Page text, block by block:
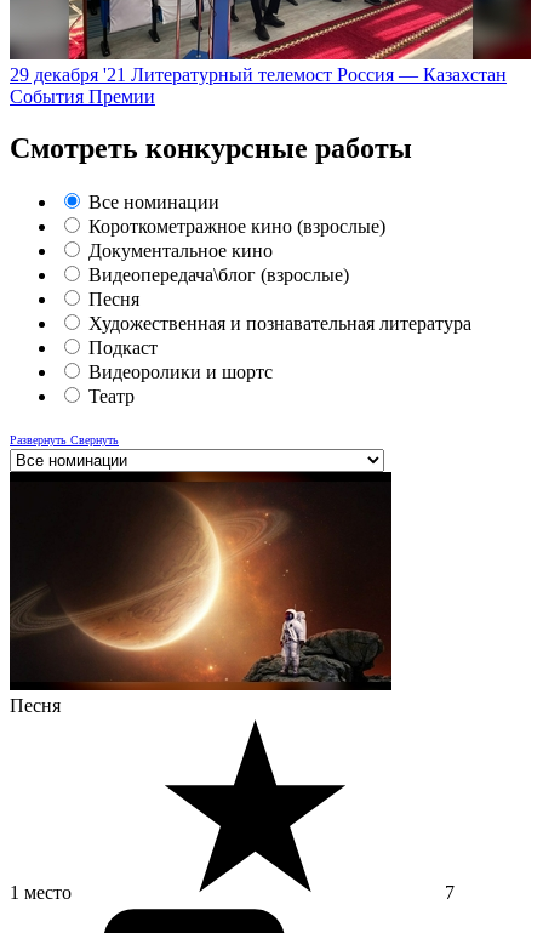
29 декабря '21 Литературный телемост Россия — Казахстан
События Премии
Смотреть конкурсные работы
Все номинации
Короткометражное кино (взрослые)
Документальное кино
Видеопередача\блог (взрослые)
Песня
Художественная и познавательная литература
Подкаст
Видеоролики и шортс
Театр
Развернуть Свернуть
Песня
1 место 7